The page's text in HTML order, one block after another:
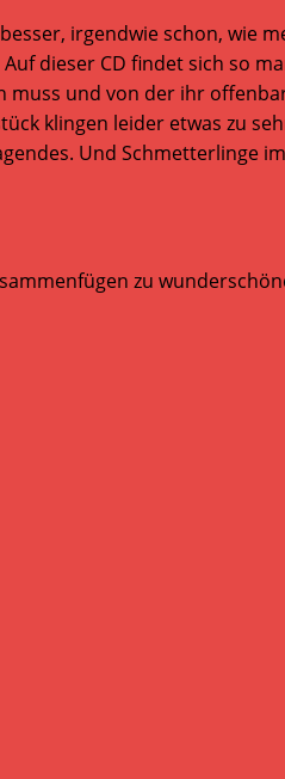
irgendwie schon, wie
Auf dieser CD findet sich so
muss und von der ihr
klingen leider etwas zu
Und Schmetterlinge
zu